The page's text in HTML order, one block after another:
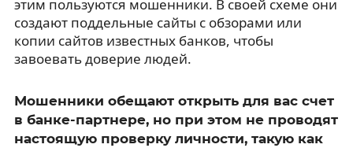
этим пользуются мошенники. В своей схеме они
создают поддельные сайты с обзорами или
копии сайтов известных банков, чтобы
завоевать доверие людей.
Мошенники обещают открыть для вас счет
в банке-партнере, но при этом не проводят
настоящую проверку личности, такую как